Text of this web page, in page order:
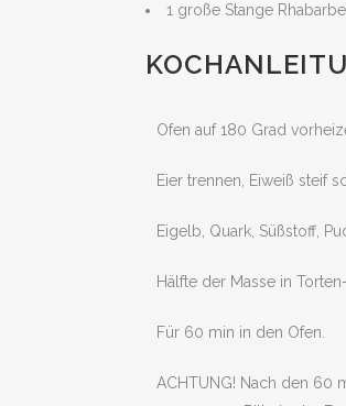
1 große Stange
Ofen auf 180 Grad
Eier trennen, Eiweiß steif
Eigelb, Quark, Süßstoff,
Hälfte der Masse in
Für 60 min in den Ofen.
ACHTUNG! Nach den 60